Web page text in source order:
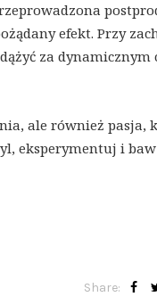
efekt. Przy
za
ale również pasja,
eksperymentuj i
Share: